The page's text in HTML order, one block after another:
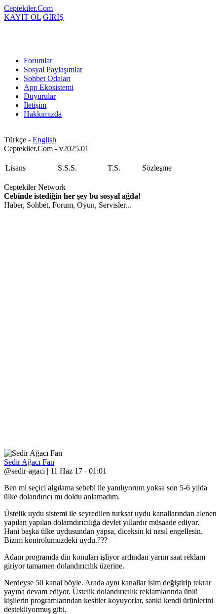
Ceptekiler.Com
KAYIT OL GİRİŞ
Forumlar
Sosyal Paylaşımlar
Sohbet Odaları
App Ekosistemi
Duyurular
İletişim
Hakkımızda
Türkçe - English
Ceptekiler.Com - v2025.01
Lisans S.S.S. T.S. Sözleşme
Ceptekiler Network
Cebinde istediğin her şey bu sosyal ağda!
Haber, Sohbet, Forum, Oyun, Servisler...
Sedir Ağacı Fan
@sedir-agaci | 11 Haz 17 - 01:01
Ben mi seçici algılama sebebi ile yanılıyorum yoksa son 5-6 yılda
ülke dolandırıcı mı doldu anlamadım.
Üstelik uydu sistemi ile seyredilen turksat uydu kanallarından alenen
yapılan yapılan dolarndırıcılığa devlet yıllardır müsaade ediyor.
Hani başka ülke uydusundan yapsa, diceksin ki nasıl engellesin.
Bizim kontrolumuzdeki uydu.???
Adam programda din konuları işliyor ardından yarım saat reklam
giriyor tamamen dolandırıcılık üzerine.
Nerdeyse 50 kanal böyle. Arada aynı kanallar isim değiştirip tekrar
yayına devam ediyor. Üstelik dolandırıcılık reklamlarında ünlü
kişilerin programlarından kesitler koyuyorlar, sanki kendi ürünlerini
destekliyormuş gibi.